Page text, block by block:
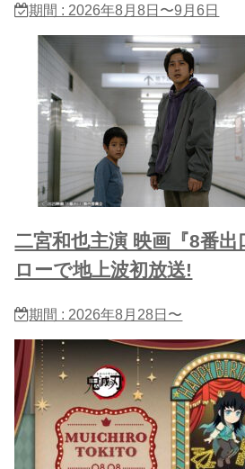
期間 : 2026年8月8日〜9月6日
二宮和也主演 映画『8番
ローで地上波初放送!
期間 : 2026年8月28日〜